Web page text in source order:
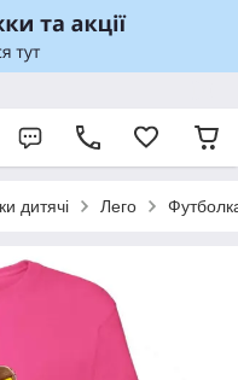
дитячі Лего